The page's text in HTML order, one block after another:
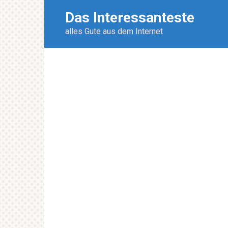
Das Interessanteste
alles Gute aus dem Internet